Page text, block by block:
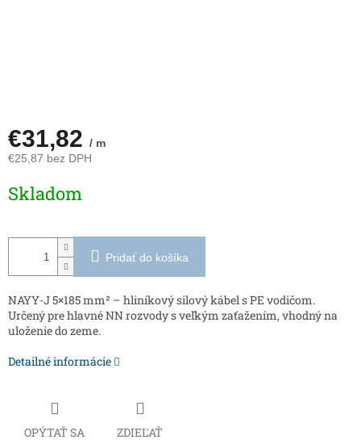
€31,82 / m
€25,87 bez DPH
cena:
Skladom
Pridať do košíka
NAYY-J 5×185 mm² – hliníkový silový kábel s PE vodičom.
Určený pre hlavné NN rozvody s veľkým zaťažením, vhodný na
uloženie do zeme.
Detailné informácie
OPÝTAŤ SA ZDIEĽAŤ